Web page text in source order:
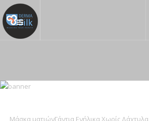
Μάσκα ματιώνΓάντια Ενήλικα Χωρίς Δάχτυλα